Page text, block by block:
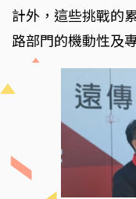
計外，這些挑戰的
路部門的機動性及